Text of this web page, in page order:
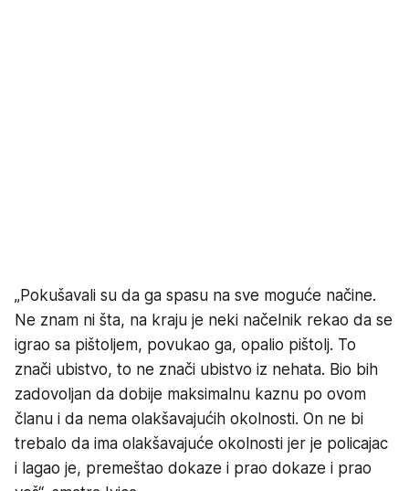
„Pokušavali su da ga spasu na sve moguće načine.
Ne znam ni šta, na kraju je neki načelnik rekao da se
igrao sa pištoljem, povukao ga, opalio pištolj. To
znači ubistvo, to ne znači ubistvo iz nehata. Bio bih
zadovoljan da dobije maksimalnu kaznu po ovom
članu i da nema olakšavajućih okolnosti. On ne bi
trebalo da ima olakšavajuće okolnosti jer je policajac
i lagao je, premeštao dokaze i prao dokaze i prao